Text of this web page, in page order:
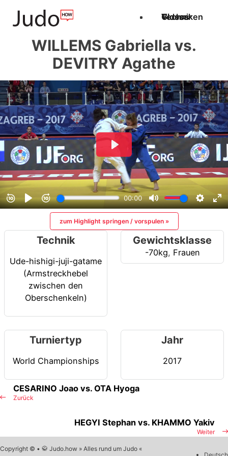
Techniken
Videos
Glossar
WILLEMS Gabriella vs.
DEVITRY Agathe
zum Highlight springen / vorspulen »
Technik
Ude-hishigi-juji-gatame
(Armstreckhebel
zwischen den
Oberschenkeln)
Gewichtsklasse
-70kg, Frauen
Turniertyp
World Championships
Jahr
2017
Zurück
CESARINO Joao vs. OTA Hyoga
Weiter
HEGYI Stephan vs. KHAMMO Yakiv
Copyright © • 🥋 Judo.how » Alles rund um Judo «